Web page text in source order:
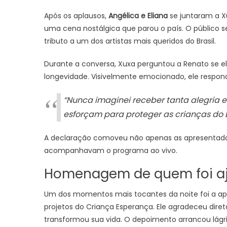
Após os aplausos, Angélica e Eliana se juntaram a
uma cena nostálgica que parou o país. O público
tributo a um dos artistas mais queridos do Brasil.
Durante a conversa, Xuxa perguntou a Renato
longevidade. Visivelmente emocionado, ele
“Nunca imaginei receber tanta alegria
esforçam para proteger as crianças do
A declaração comoveu não apenas as
acompanhavam o programa ao vivo.
Homenagem de quem foi
Um dos momentos mais tocantes da noite foi a
projetos do Criança Esperança. Ele agradeceu
transformou sua vida. O depoimento arrancou